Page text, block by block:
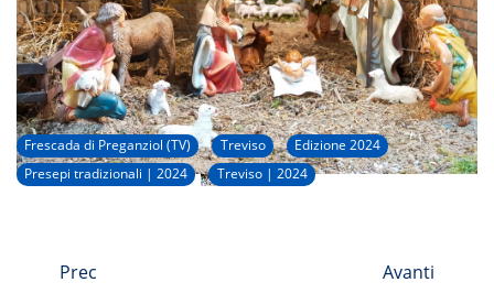
Frescada di Preganziol (TV) Treviso
Edizione 2024
Presepi tradizionali | 2024
Treviso | 2024
Prec Avanti